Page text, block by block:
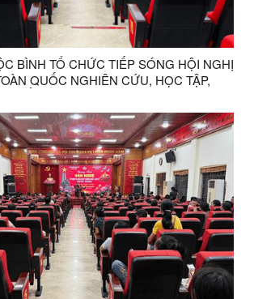
BÌNH TỔ CHỨC TIẾP SÓNG HỘI NGHỊ
QUỐC NGHIÊN CỨU, HỌC TẬP,
BA BAN CHẤP HÀNH TRUNG
XIV